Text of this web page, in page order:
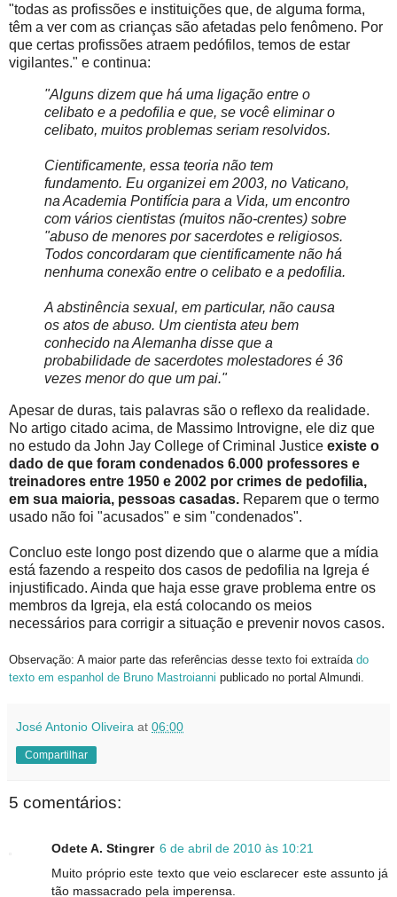
"todas as profissões e instituições que, de alguma forma,
têm a ver com as crianças são afetadas pelo fenômeno. Por
que certas profissões atraem pedófilos, temos de estar
vigilantes." e continua:
"Alguns dizem que há uma ligação entre o
celibato e a pedofilia e que, se você eliminar o
celibato, muitos problemas seriam resolvidos.
Cientificamente, essa teoria não tem
fundamento. Eu organizei em 2003, no Vaticano,
na Academia Pontifícia para a Vida, um encontro
com vários cientistas (muitos não-crentes) sobre
"abuso de menores por sacerdotes e religiosos.
Todos concordaram que cientificamente não há
nenhuma conexão entre o celibato e a pedofilia.
A abstinência sexual, em particular, não causa
os atos de abuso. Um cientista ateu bem
conhecido na Alemanha disse que a
probabilidade de sacerdotes molestadores é 36
vezes menor do que um pai."
Apesar de duras, tais palavras são o reflexo da realidade.
No artigo citado acima, de Massimo Introvigne, ele diz que
no estudo da John Jay College of Criminal Justice existe o
dado de que foram condenados 6.000 professores e
treinadores entre 1950 e 2002 por crimes de pedofilia,
em sua maioria, pessoas casadas. Reparem que o termo
usado não foi "acusados" e sim "condenados".
Concluo este longo post dizendo que o alarme que a mídia
está fazendo a respeito dos casos de pedofilia na Igreja é
injustificado. Ainda que haja esse grave problema entre os
membros da Igreja, ela está colocando os meios
necessários para corrigir a situação e prevenir novos casos.
Observação: A maior parte das referências desse texto foi extraída do
texto em espanhol de Bruno Mastroianni publicado no portal Almundi.
José Antonio Oliveira at 06:00
Compartilhar
5 comentários:
Odete A. Stingrer 6 de abril de 2010 às 10:21
Muito próprio este texto que veio esclarecer este assunto já
tão massacrado pela imperensa.